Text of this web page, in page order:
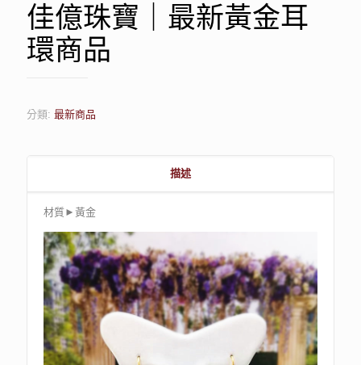
佳億珠寶｜最新黃金耳
環商品
分類: 最新商品
描述
材質►黃金